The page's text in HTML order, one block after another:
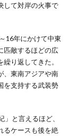
して対岸の火事で
16年にかけて中東
匹敵するほどの広
り返してきた。
、東南アジアや南
を支持する武装勢
と言えるほど、
るケースも後を絶